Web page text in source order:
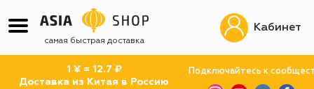
самая быстрая доставка
1 ¥ = 12.7 ₽
Доставка из Китая в Россию
Подключайтесь к
Кабинет